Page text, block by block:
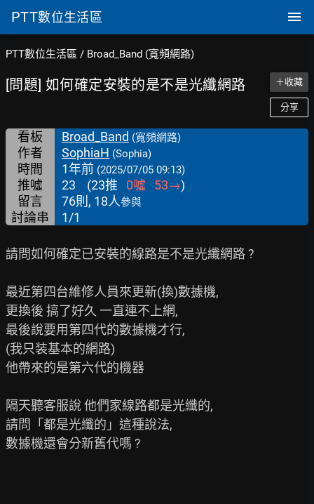
PTT數位生活區
PTT數位生活區 / Broad_Band (寬頻網路)
[問題] 如何確定安裝的是不是光纖網路 ＋收藏
分享
看板 Broad_Band (寬頻網路)
作者 SophiaH (Sophia)
時間 1年前 (2025/07/05 09:13)
推噓 23 (23推 0噓 53→)
留言
76則, 18人參與
討論串 1/1
請問如何確定已安裝的線路是不是光纖網路 ?
最近第四台維修人員來更新(換)數據機,
更換後 搞了好久 一直連不上網,
最後說要用第四代的數據機才行,
(我只装基本的網路)
他帶來的是第六代的機器
隔天聽客服說 他們家線路都是光纖的,
請問「都是光纖的」這種說法,
數據機還會分新舊代嗎 ?